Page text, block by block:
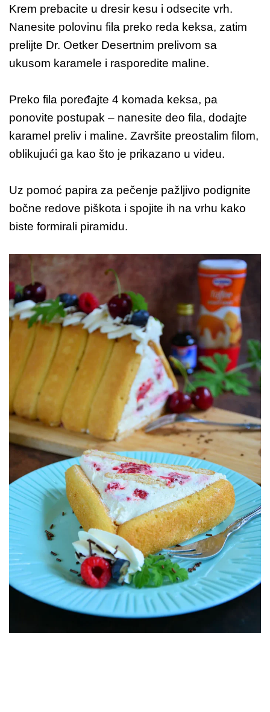
Krem prebacite u dresir kesu i odsecite vrh.
Nanesite polovinu fila preko reda keksa, zatim
prelijte Dr. Oetker Desertnim prelivom sa
ukusom karamele i rasporedite maline.
Preko fila poređajte 4 komada keksa, pa
ponovite postupak – nanesite deo fila, dodajte
karamel preliv i maline. Završite preostalim filom,
oblikujući ga kao što je prikazano u videu.
Uz pomoć papira za pečenje pažljivo podignite
bočne redove piškota i spojite ih na vrhu kako
biste formirali piramidu.